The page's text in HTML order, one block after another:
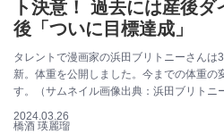
ト決意！ 過去には産後
後「ついに目標達成」
タレントで漫画家の浜田ブリトニーさんは
新。体重を公開しました。今までの体重の
す。（サムネイル画像出典：浜田ブリトニ
2024.03.26
橋酒 瑛麗瑠